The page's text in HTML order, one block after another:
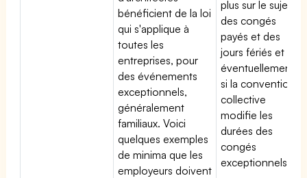
bénéficient de la loi
qui s'applique à
toutes les
entreprises, pour
des événements
exceptionnels,
généralement
familiaux. Voici
quelques exemples
de minima que les
employeurs doivent
plus sur le sujet
des congés
payés et des
jours fériés et
éventuellement
si la convention
collective
modifie les
durées des
congés
exceptionnels.